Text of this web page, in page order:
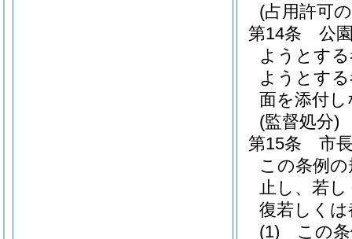
(占用許可
第14条
公
ようとす
ようとす
面を添付
(監督処分)
第15条
市
この条例
止し、若
復若しく
(1)
この